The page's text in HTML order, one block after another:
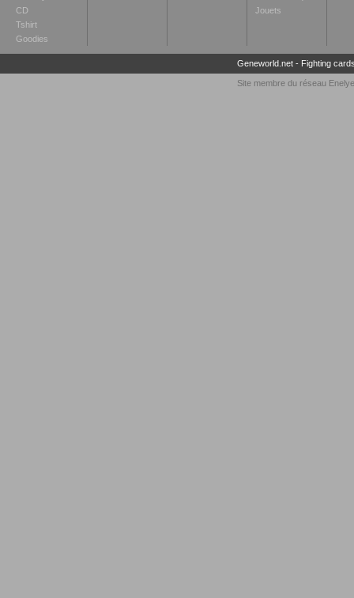
CD
Tshirt
Goodies
Jouets
Geneworld.net- Fighting
Site membre du réseau Enelye